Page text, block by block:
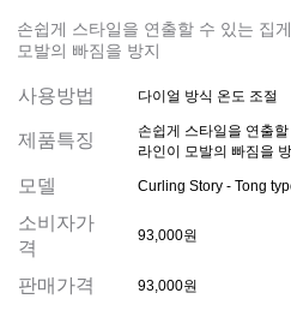
손쉽게 스타일을 연출할 수 있는 집
모발의 빠짐을 방지
사용방법 다이얼 방식 온도 조절
제품특징
손쉽게 스타일을 연출
라인이 모발의 빠짐을 방
모델 Curling Story - Tong
소비자가
격
93,000원
판매가격 93,000원